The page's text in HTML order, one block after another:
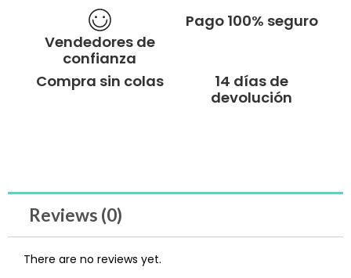
Vendedores de
confianza
Pago 100% seguro
Compra sin colas
14 días de
devolución
Reviews (0)
There are no reviews yet.